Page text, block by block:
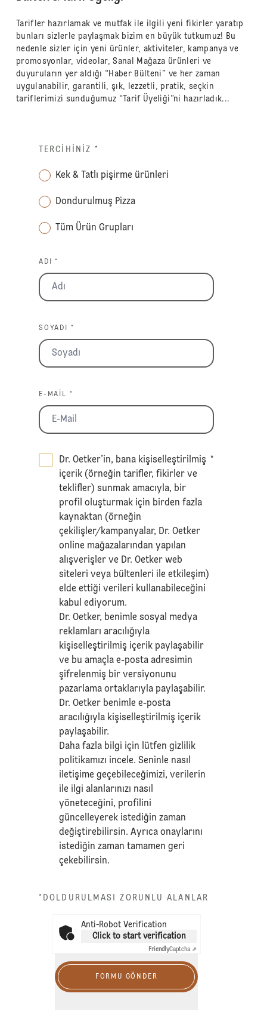
Tarifler hazırlamak ve mutfak ile ilgili yeni fikirler yaratıp
bunları sizlerle paylaşmak bizim en büyük tutkumuz! Bu
nedenle sizler için yeni ürünler, aktiviteler, kampanya ve
promosyonlar, videolar, Sanal Mağaza ürünleri ve
duyuruların yer aldığı “Haber Bülteni” ve her zaman
uygulanabilir, garantili, şık, lezzetli, pratik, seçkin
tariflerimizi sunduğumuz “Tarif Üyeliği”ni hazırladık...
TERCIHINIZ *
Kek & Tatlı pişirme ürünleri
Dondurulmuş Pizza
Tüm Ürün Grupları
ADI *
SOYADI *
E-MAIL *
Dr. Oetker’in, bana kişiselleştirilmiş
içerik (örneğin tarifler, fikirler ve
teklifler) sunmak amacıyla, bir
profil oluşturmak için birden fazla
kaynaktan (örneğin
çekilişler/kampanyalar, Dr. Oetker
online mağazalarından yapılan
alışverişler ve Dr. Oetker web
siteleri veya bültenleri ile etkileşim)
elde ettiği verileri kullanabileceğini
kabul ediyorum.
Dr. Oetker, benimle sosyal medya
reklamları aracılığıyla
kişiselleştirilmiş içerik paylaşabilir
ve bu amaçla e-posta adresimin
şifrelenmiş bir versiyonunu
pazarlama ortaklarıyla paylaşabilir.
Dr. Oetker benimle e-posta
aracılığıyla kişiselleştirilmiş içerik
paylaşabilir.
Daha fazla bilgi için lütfengizlilik
politikamızı incele. Seninle nasıl
iletişime geçebileceğimizi, verilerin
ile ilgi alanlarınızı nasıl
yöneteceğini, profilini
güncelleyerek istediğin zaman
değiştirebilirsin. Ayrıca onaylarını
istediğin zaman tamamen geri
çekebilirsin.
*
*DOLDURULMASI ZORUNLU ALANLAR
Anti-Robot Verification
Click to start verification
FriendlyCaptcha ⇗
FORMU GÖNDER